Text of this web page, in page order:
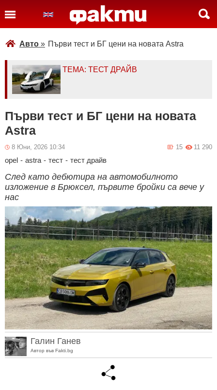
Авто » Първи тест и БГ цени на новата Astra
ТЕМА: ТЕСТ ДРАЙВ
Първи тест и БГ цени на новата
Astra
8 Юни, 2026 10:34 11 290
15
opel - astra - тест - тест драйв
След като дебютира на автомобилното
изложение в Брюксел, първите бройки са вече у
нас
Галин Ганев
Автор във Fakti.bg